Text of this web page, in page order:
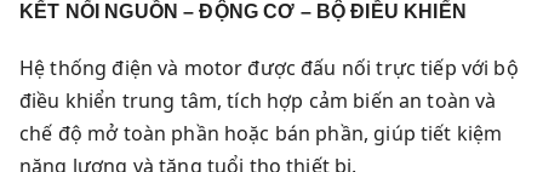
KẾT NỐI NGUỒN – ĐỘNG CƠ – BỘ ĐIỀU KHIỂN
Hệ thống điện và motor được đấu nối trực tiếp với bộ
điều khiển trung tâm, tích hợp cảm biến an toàn và
chế độ mở toàn phần hoặc bán phần, giúp tiết kiệm
năng lượng và tăng tuổi thọ thiết bị.